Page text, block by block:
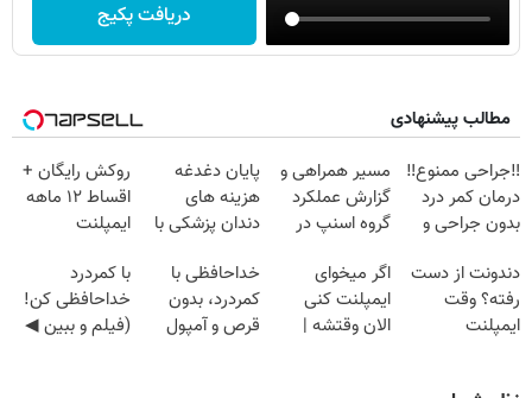
دریافت پکیج
مطالب پیشنهادی
‼️جراحی ممنوع‼️
درمان کمر درد
بدون جراحی و
مسیر همراهی و
گزارش عملکرد
گروه اسنپ در
پایان دغدغه
هزینه های
دندان پزشکی با
خانگی
روکش رایگان +
اقساط ۱۲ ماهه
ایمپلنت
دندونت از دست
رفته؟ وقت
ایمپلنت
اگر میخوای
ایمپلنت کنی
الان وقتشه |
خداحافظی با
کمردرد، بدون
قرص و آمپول
با کمردرد
خداحافظی کن!
(فیلم و ببین ◀